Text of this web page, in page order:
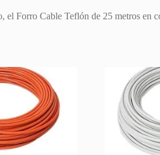
Forro Cable Teflón de 25 metros